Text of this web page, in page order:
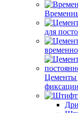
для
Цементы
фиксации